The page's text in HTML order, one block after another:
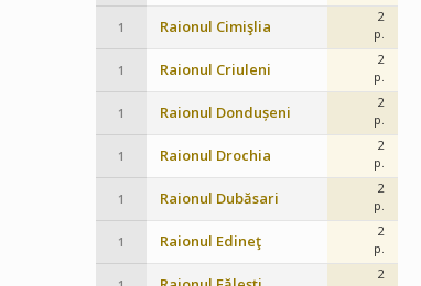
1 Raionul Cimişlia
2
p.
1 Raionul Criuleni
2
p.
1 Raionul Dondușeni
2
p.
1 Raionul Drochia
2
p.
1 Raionul Dubăsari
2
p.
1 Raionul Edineţ
2
p.
2